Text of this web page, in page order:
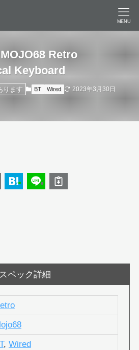
MENU
Retro
Keyboard
ります BT Wired
2023年3月30日
スペック詳細
, Wired